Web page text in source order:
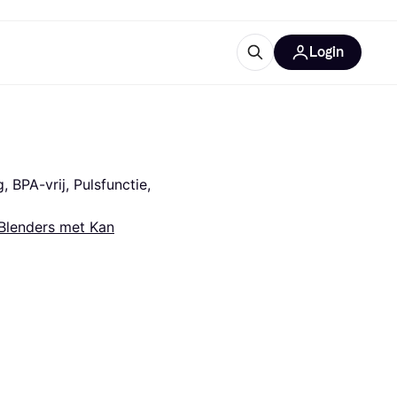
Login
BPA-vrij, Pulsfunctie,
met Kan